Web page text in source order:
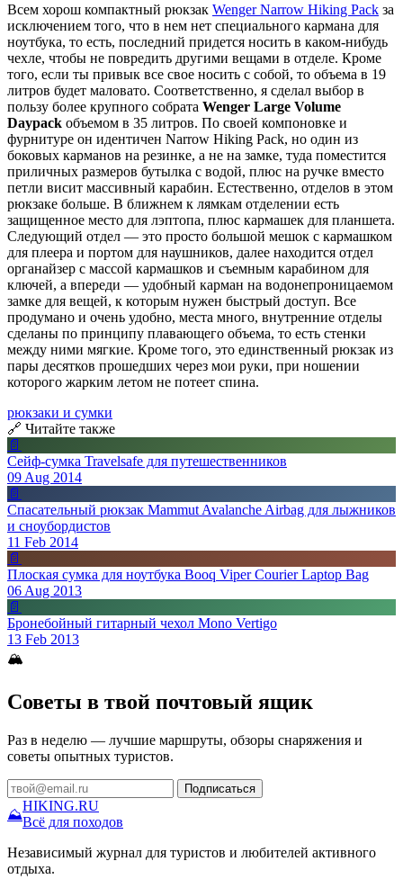
Всем хорош компактный рюкзак Wenger Narrow Hiking Pack за
исключением того, что в нем нет специального кармана для
ноутбука, то есть, последний придется носить в каком-нибудь
чехле, чтобы не повредить другими вещами в отделе. Кроме
того, если ты привык все свое носить с собой, то объема в 19
литров будет маловато. Соответственно, я сделал выбор в
пользу более крупного собрата Wenger Large Volume
Daypack объемом в 35 литров. По своей компоновке и
фурнитуре он идентичен Narrow Hiking Pack, но один из
боковых карманов на резинке, а не на замке, туда поместится
приличных размеров бутылка с водой, плюс на ручке вместо
петли висит массивный карабин. Естественно, отделов в этом
рюкзаке больше. В ближнем к лямкам отделении есть
защищенное место для лэптопа, плюс кармашек для планшета.
Следующий отдел — это просто большой мешок с кармашком
для плеера и портом для наушников, далее находится отдел
органайзер с массой кармашков и съемным карабином для
ключей, а впереди — удобный карман на водонепроницаемом
замке для вещей, к которым нужен быстрый доступ. Все
продумано и очень удобно, места много, внутренние отделы
сделаны по принципу плавающего объема, то есть стенки
между ними мягкие. Кроме того, это единственный рюкзак из
пары десятков прошедших через мои руки, при ношении
которого жарким летом не потеет спина.
рюкзаки и сумки
🔗 Читайте также
📄
Сейф-сумка Travelsafe для путешественников
09 Aug 2014
📄
Спасательный рюкзак Mammut Avalanche Airbag для лыжников
и сноубордистов
11 Feb 2014
📄
Плоская сумка для ноутбука Booq Viper Courier Laptop Bag
06 Aug 2013
📄
Бронебойный гитарный чехол Mono Vertigo
13 Feb 2013
🏔
Советы в твой почтовый ящик
Раз в неделю — лучшие маршруты, обзоры снаряжения и
советы опытных туристов.
Подписаться
⛰
HIKING.RU
Всё для походов
Независимый журнал для туристов и любителей активного
отдыха.